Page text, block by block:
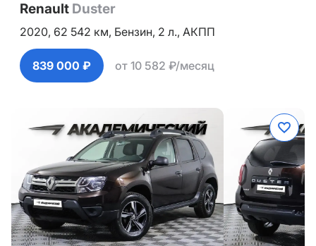
Renault Duster
2020, 62 542 км, Бензин, 2 л., АКПП
839 000 ₽ от 10 582 ₽/месяц